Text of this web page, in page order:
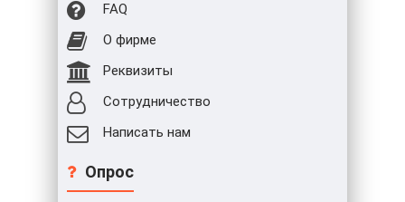
FAQ
О фирме
Реквизиты
Сотрудничество
Написать нам
Опрос